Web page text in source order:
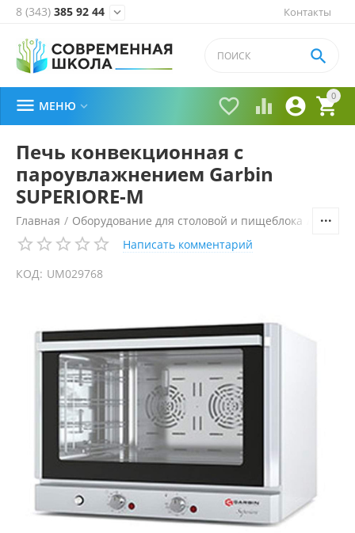
Контакты
8 (343) 385 92 44 
0


 

 МЕНЮ 
Печь конвекционная с
пароувлажнением Garbin
SUPERIORE-M
Главная / Оборудование для столовой и пищеблока
Написать комментарий
КОД: UM029768